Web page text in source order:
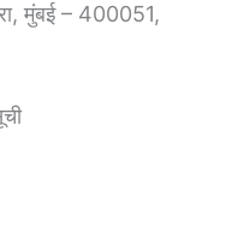
मुंबई – 400051,